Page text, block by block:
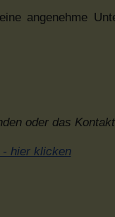
angenehme
oder das
- hier klicken